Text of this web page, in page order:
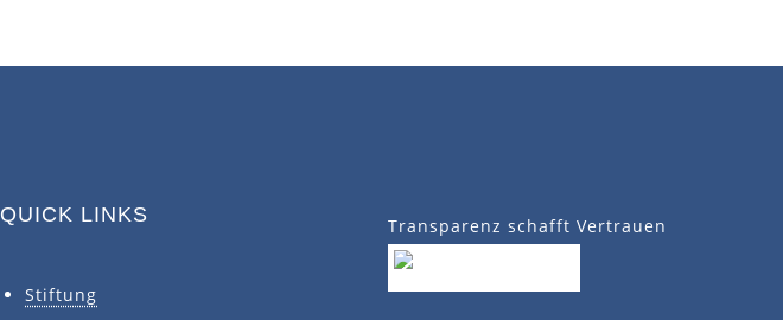
QUICK LINKS
Stiftung
Transparenz schafft Vertrauen